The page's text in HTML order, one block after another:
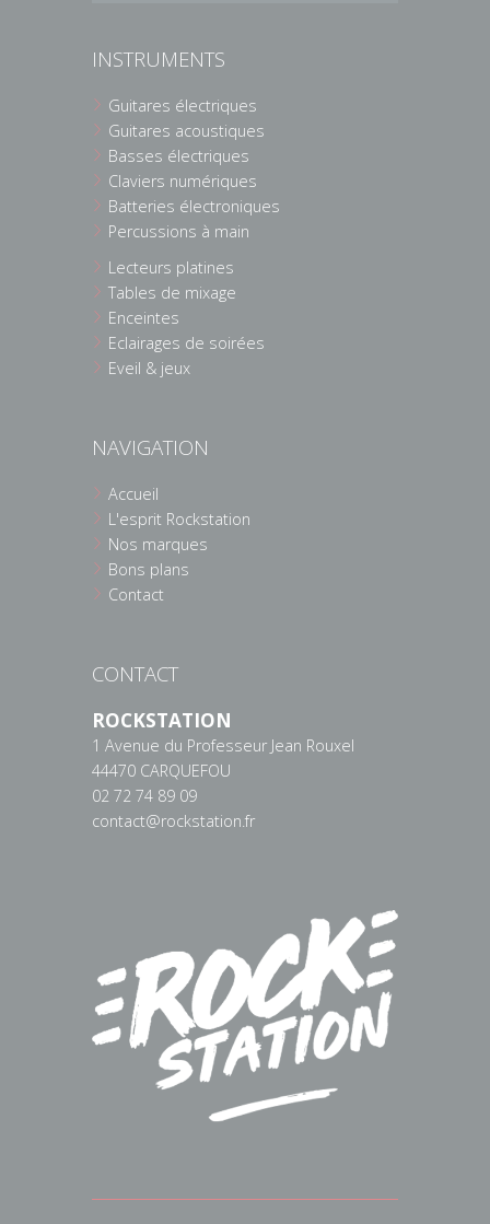
INSTRUMENTS
Guitares électriques
Guitares acoustiques
Basses électriques
Claviers numériques
Batteries électroniques
Percussions à main
Lecteurs platines
Tables de mixage
Enceintes
Eclairages de soirées
Eveil & jeux
NAVIGATION
Accueil
L'esprit Rockstation
Nos marques
Bons plans
Contact
CONTACT
ROCKSTATION
1 Avenue du Professeur Jean Rouxel
44470 CARQUEFOU
02 72 74 89 09
contact@rockstation.fr